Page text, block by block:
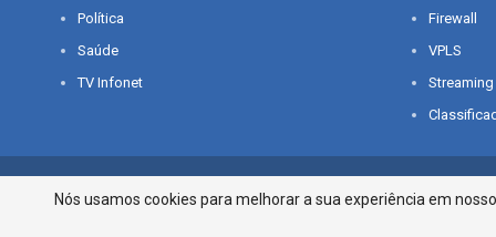
Política
Saúde
TV Infonet
Firewall
VPLS
Streaming
© 2026 - O que é notícia em Sergipe. Todos os direitos reservados.
Nós usamos cookies para melhorar a sua experiência em